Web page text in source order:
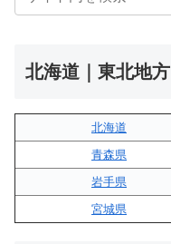
北海道｜東北地方
北海道
青森県
岩手県
宮城県